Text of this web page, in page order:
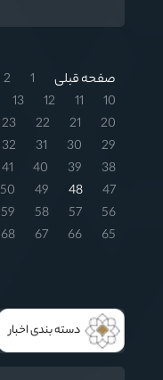
صفحه قبلی 1
2
10
11
12
13
20
21
22
23
29
30
31
32
38
39
40
41
47
48
49
50
56
57
58
59
65
66
67
68
دسته بندی اخبار